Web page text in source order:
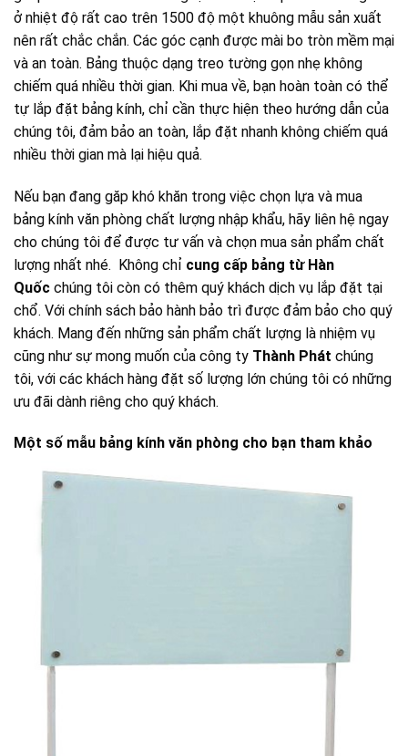
ở nhiệt độ rất cao trên 1500 độ một khuông mẫu sản xuất
nên rất chắc chắn. Các góc cạnh được mài bo tròn mềm mại
và an toàn. Bảng thuộc dạng treo tường gọn nhẹ không
chiếm quá nhiều thời gian. Khi mua về, bạn hoàn toàn có thể
tự lắp đặt bảng kính, chỉ cần thực hiện theo hướng dẫn của
chúng tôi, đảm bảo an toàn, lắp đặt nhanh không chiếm quá
nhiều thời gian mà lại hiệu quả.
Nếu bạn đang găp khó khăn trong việc chọn lựa và mua
bảng kính văn phòng chất lượng nhập khẩu, hãy liên hệ ngay
cho chúng tôi để được tư vấn và chọn mua sản phẩm chất
lượng nhất nhé. Không chỉ cung cấp bảng từ Hàn
Quốc chúng tôi còn có thêm quý khách dịch vụ lắp đặt tại
chổ. Với chính sách bảo hành bảo trì được đảm bảo cho quý
khách. Mang đến những sản phẩm chất lượng là nhiệm vụ
cũng như sự mong muốn của công ty Thành Phát chúng
tôi, với các khách hàng đặt số lượng lớn chúng tôi có những
ưu đãi dành riêng cho quý khách.
Một số mẫu bảng kính văn phòng cho bạn tham khảo